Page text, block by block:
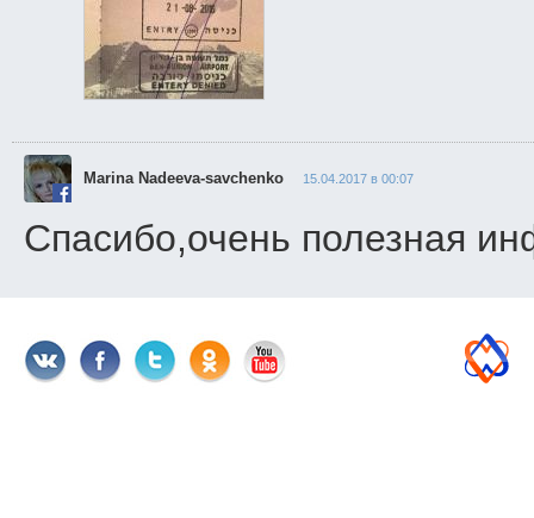
Marina Nadeeva-savchenko 15.04.2017 в 00:07
Спасибо,очень полезная